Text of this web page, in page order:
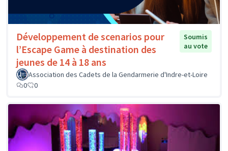
Développement de scenarios pour
l’Escape Game à destination des
jeunes de 14 à 18 ans
Soumis
au vote
Association des Cadets de la Gendarmerie d'Indre-et-Loire
0
0